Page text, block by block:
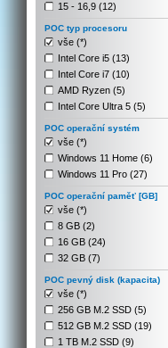
15 - 16,9 (12)
POC typ procesoru
vše (*)
Intel Core i5 (13)
Intel Core i7 (10)
AMD Ryzen (5)
Intel Core Ultra 5 (5)
POC operační systém
vše (*)
Windows 11 Home (6)
Windows 11 Pro (27)
POC operační paměť [GB]
vše (*)
8 GB (2)
16 GB (24)
32 GB (7)
POC pevný disk (kapacita)
vše (*)
256 GB M.2 SSD (5)
512 GB M.2 SSD (19)
1 TB M.2 SSD (9)